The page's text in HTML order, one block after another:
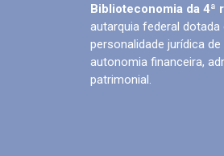
Biblioteconomia da 4ª
autarquia federal dotada
personalidade jurídica
autonomia financeira,
patrimonial.